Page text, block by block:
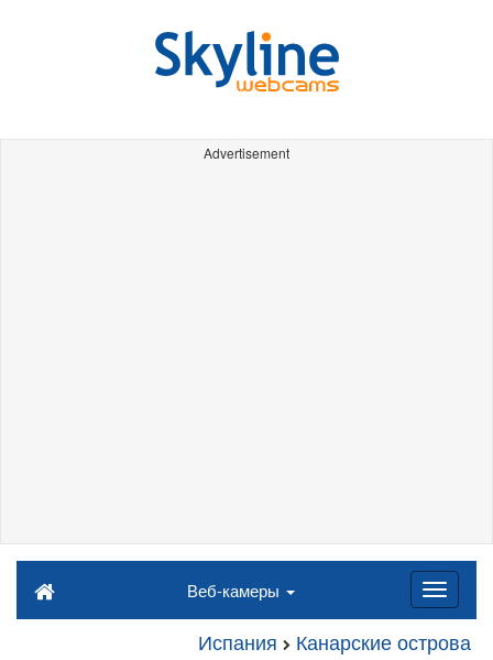
Advertisement
Веб-камеры
Испания
Канарские острова